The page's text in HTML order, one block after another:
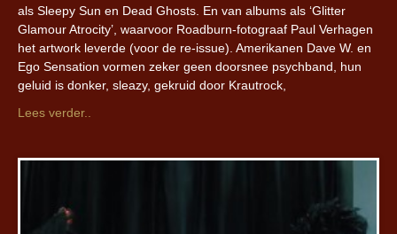
als Sleepy Sun en Dead Ghosts. En van albums als ‘Glitter
Glamour Atrocity’, waarvoor Roadburn-fotograaf Paul Verhagen
het artwork leverde (voor de re-issue). Amerikanen Dave W. en
Ego Sensation vormen zeker geen doorsnee psychband, hun
geluid is donker, sleazy, gekruid door Krautrock,
Lees verder..